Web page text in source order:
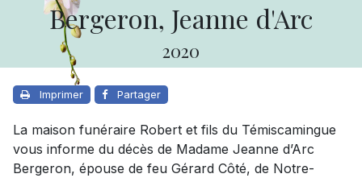
Bergeron, Jeanne d'Arc
2020
Imprimer Partager
La maison funéraire Robert et fils du Témiscamingue
vous informe du décès de Madame Jeanne d’Arc
Bergeron, épouse de feu Gérard Côté, de Notre-